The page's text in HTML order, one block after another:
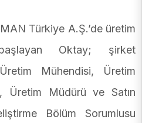
Türkiye A.Ş.’de üretim
Oktay; şirket
Mühendisi, Üretim
Üretim Müdürü ve Satın
Bölüm Sorumlusu